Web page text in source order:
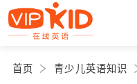
首页 青少儿英语知识